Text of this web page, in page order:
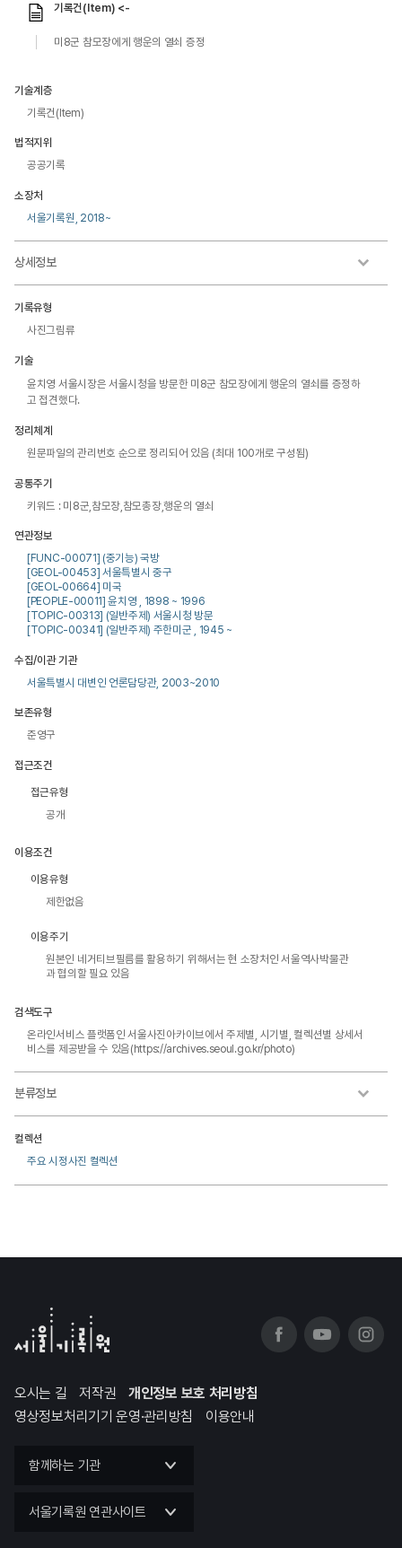
기록건(Item) <-
미8군 참모장에게 행운의 열쇠 증정
기술계층
기록건(Item)
법적지위
공공기록
소장처
서울기록원, 2018~
상세정보
기록유형
사진그림류
기술
윤치영 서울시장은 서울시청을 방문한 미8군 참모장에게 행운의 열쇠를 증정하
고 접견했다.
정리체계
원문파일의 관리번호 순으로 정리되어 있음 (최대 100개로 구성됨)
공통주기
키워드 : 미8군,참모장,참모총장,행운의 열쇠
연관정보
[FUNC-00071] (중기능) 국방
[GEOL-00453] 서울특별시 중구
[GEOL-00664] 미국
[PEOPLE-00011] 윤치영 , 1898 ~ 1996
[TOPIC-00313] (일반주제) 서울시청 방문
[TOPIC-00341] (일반주제) 주한미군 , 1945 ~
수집/이관 기관
서울특별시 대변인 언론담당관, 2003~2010
보존유형
준영구
접근조건
접근유형
공개
이용조건
이용유형
제한없음
이용주기
원본인 네거티브필름를 활용하기 위해서는 현 소장처인 서울역사박물관
과 협의할 필요 있음
검색도구
온라인서비스 플랫폼인 서울사진아카이브에서 주제별, 시기별, 컬렉션별 상세서
비스를 제공받을 수 있음(https://archives.seoul.go.kr/photo)
분류정보
컬렉션
주요 시정사진 컬렉션
오시는 길 저작권
개인정보 보호 처리방침
영상정보처리기기 운영·관리방침
이용안내
함께하는 기관
서울기록원 연관사이트